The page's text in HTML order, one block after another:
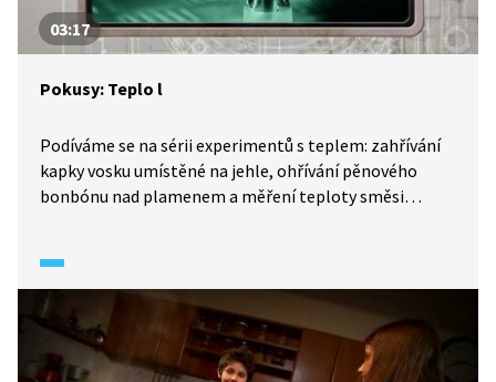
03:17
Pokusy: Teplo l
Podíváme se na sérii experimentů s teplem: zahřívání
kapky vosku umístěné na jehle, ohřívání pěnového
bonbónu nad plamenem a měření teploty směsi